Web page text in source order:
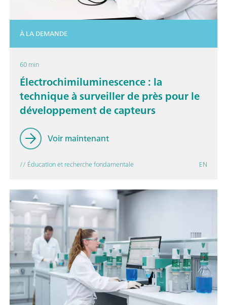
À LA DEMANDE
60 min
Électrochimiluminescence : la
technique à surveiller de près pour le
développement de capteurs
Voir maintenant
// Éducation et recherche fondamentale EN